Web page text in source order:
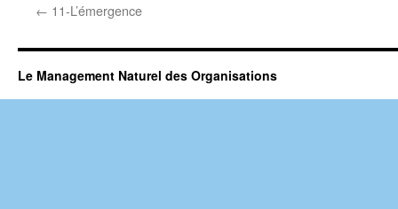
← 11-L’émergence
Le Management Naturel des Organisations